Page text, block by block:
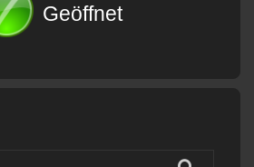
Geöffnet